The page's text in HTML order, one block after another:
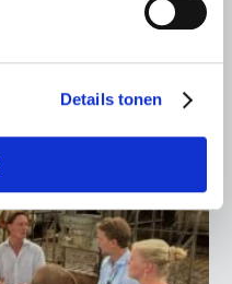
Details tonen
Lees meer